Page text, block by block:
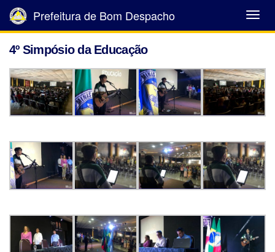
Abrir
Menu
Prefeitura de Bom Despacho
4º Simpósio da Educação